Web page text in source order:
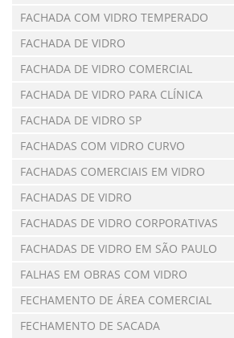
FACHADA COM VIDRO TEMPERADO
FACHADA DE VIDRO
FACHADA DE VIDRO COMERCIAL
FACHADA DE VIDRO PARA CLÍNICA
FACHADA DE VIDRO SP
FACHADAS COM VIDRO CURVO
FACHADAS COMERCIAIS EM VIDRO
FACHADAS DE VIDRO
FACHADAS DE VIDRO CORPORATIVAS
FACHADAS DE VIDRO EM SÃO PAULO
FALHAS EM OBRAS COM VIDRO
FECHAMENTO DE ÁREA COMERCIAL
FECHAMENTO DE SACADA